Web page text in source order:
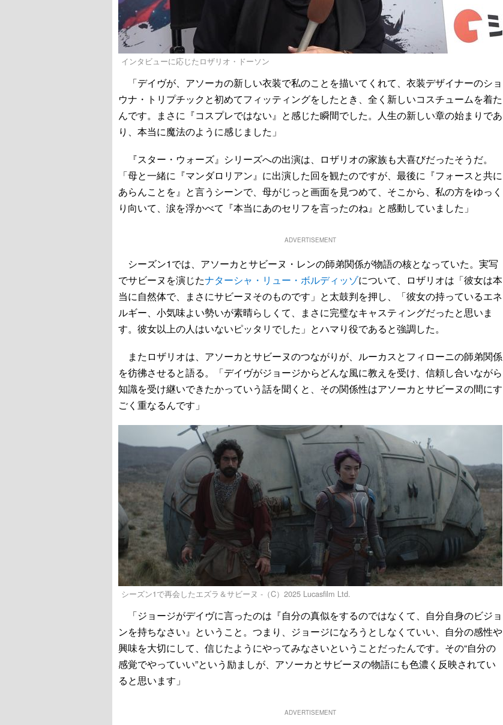
インタビューに応じたロザリオ・ドーソン
「デイヴが、アソーカの新しい衣装で私のことを描いてくれて、衣装デザイナーのショ
ウナ・トリプチックと初めてフィッティングをしたとき、全く新しいコスチュームを着た
んです。まさに『コスプレではない』と感じた瞬間でした。人生の新しい章の始まりであ
り、本当に魔法のように感じました」
『スター・ウォーズ』シリーズへの出演は、ロザリオの家族も大喜びだったそうだ。
「母と一緒に『マンダロリアン』に出演した回を観たのですが、最後に『フォースと共に
あらんことを』と言うシーンで、母がじっと画面を見つめて、そこから、私の方をゆっく
り向いて、涙を浮かべて『本当にあのセリフを言ったのね』と感動していました」
ADVERTISEMENT
シーズン1では、アソーカとサビーヌ・レンの師弟関係が物語の核となっていた。実写
でサビーヌを演じたナターシャ・リュー・ボルディッゾについて、ロザリオは「彼女は本
当に自然体で、まさにサビーヌそのものです」と太鼓判を押し、「彼女の持っているエネ
ルギー、小気味よい勢いが素晴らしくて、まさに完璧なキャスティングだったと思いま
す。彼女以上の人はいないピッタリでした」とハマり役であると強調した。
またロザリオは、アソーカとサビーヌのつながりが、ルーカスとフィローニの師弟関係
を彷彿させると語る。「デイヴがジョージからどんな風に教えを受け、信頼し合いながら
知識を受け継いできたかっていう話を聞くと、その関係性はアソーカとサビーヌの間にす
ごく重なるんです」
シーズン1で再会したエズラ＆サビーヌ -（C）2025 Lucasfilm Ltd.
「ジョージがデイヴに言ったのは『自分の真似をするのではなくて、自分自身のビジョ
ンを持ちなさい』ということ。つまり、ジョージになろうとしなくていい、自分の感性や
興味を大切にして、信じたようにやってみなさいということだったんです。その“自分の
感覚でやっていい”という励ましが、アソーカとサビーヌの物語にも色濃く反映されてい
ると思います」
ADVERTISEMENT